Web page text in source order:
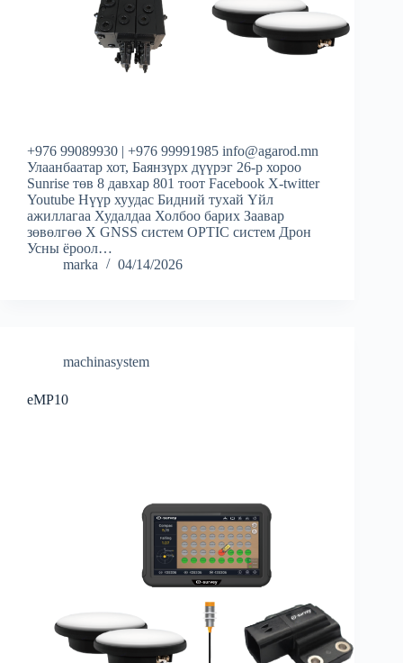
+976 99089930 | +976 99991985 info@agarod.mn
Улаанбаатар хот, Баянзүрх дүүрэг 26-р хороо
Sunrise төв 8 давхар 801 тоот Facebook X-twitter
Youtube Нүүр хуудас Бидний тухай Үйл
ажиллагаа Худалдаа Холбоо барих Заавар
зөвөлгөө X GNSS систем OPTIC систем Дрон
Усны ёроол…
marka
04/14/2026
machinasystem
eMP10